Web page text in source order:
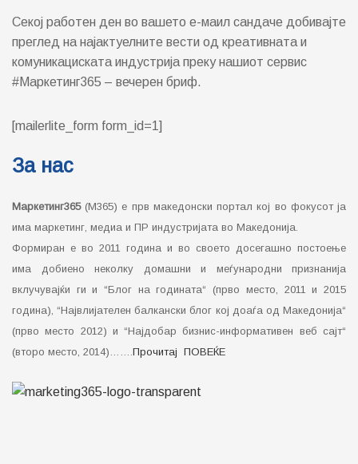
Секој работен ден во вашето е-маил сандаче добивајте
преглед на најактуелните вести од креативната и
комуникациската индустрија преку нашиот сервис
#Маркетинг365 – вечерен бриф.
[mailerlite_form form_id=1]
За нас
Маркетинг365(М365) е прв македонски портал кој во фокусот ја
има маркетинг, медиа и ПР индустријата во Македонија.
Формиран е во 2011 година и во своето досегашно постоење
има добиено неколку домашни и меѓународни признанија
вклучувајќи ги и “Блог на годината“ (прво место, 2011 и 2015
година), “Највлијателен балкански блог кој доаѓа од Македонија“
(прво место 2012) и “Најдобар бизнис-информативен веб сајт“
(второ место, 2014)……. Прочитај ПОВЕЌЕ